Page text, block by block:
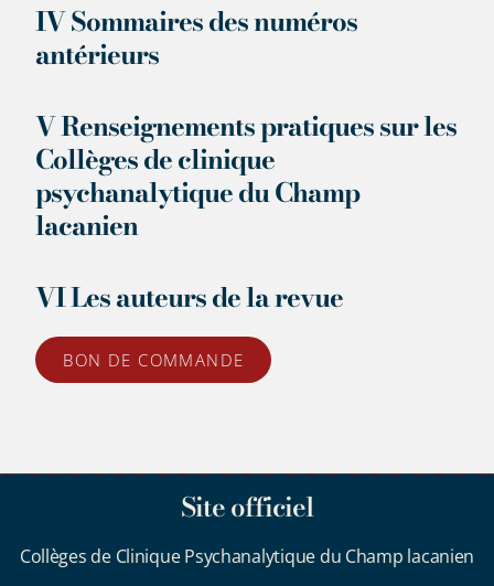
IV Sommaires des numéros
antérieurs
V Renseignements pratiques sur les
Collèges de clinique
psychanalytique du Champ
lacanien
VI Les auteurs de la revue
BON DE COMMANDE
Site officiel
Collèges de Clinique Psychanalytique du Champ lacanien